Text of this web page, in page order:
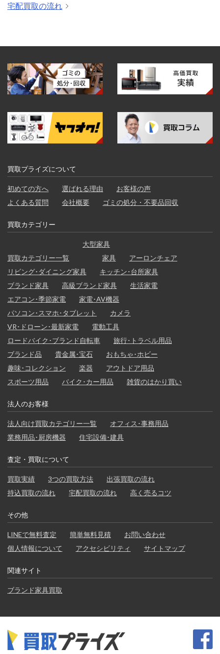
宅配買取の流れ
買取プライズについて
初めての方へ 選ばれる理由
お客様の声
よくある質問
会社概要 ゴミの処分・不要品回収
買取カテゴリー
買取カテゴリー一覧
大型家具
家具
アーロンチェア
リビング･ダイニング家具
キッチン･台所家具
ブランド家具
高級ブランド家具
生活家電
エアコン･季節家電
家電･AV機器
パソコン･スマホ･タブレット
カメラ
VR･ドローン･最新家電
電動工具
ロードバイク･ブランド自転車
旅行･トラベル用品
ブランド品
貴金属･宝石
おもちゃ･ホビー
趣味･コレクション
楽器
アウトドア用品
スポーツ用品
バイク･カー用品 雑貨のはかり買い
法人のお客様
法人向け買取カテゴリー一覧
オフィス･事務用品
業務用品･厨房機器
住宅設備･建具
査定・買取について
買取実績 3つの買取方法
出張買取の流れ
持込買取の流れ
宅配買取の流れ 高く売るコツ
その他
LINEで無料査定 簡単無料見積
お問い合わせ
個人情報について
アクセシビリティ サイトマップ
関連サイト
ブランド家具買取